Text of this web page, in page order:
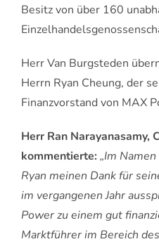
Besitz von über 160
Herr Van Burgsteden
Herrn Ryan Cheung, der
Finanzvorstand von MAX
Herr Ran Narayanasamy,
kommentierte: „Im
Ryan meinen Dank für
im vergangenen Jahr
Power zu einem gut
Marktführer im Bereich